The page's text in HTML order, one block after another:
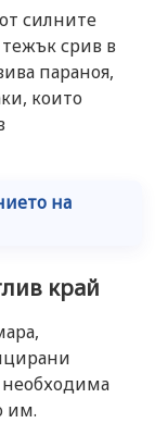
силните
срив в
параноя,
които
на
край
им.